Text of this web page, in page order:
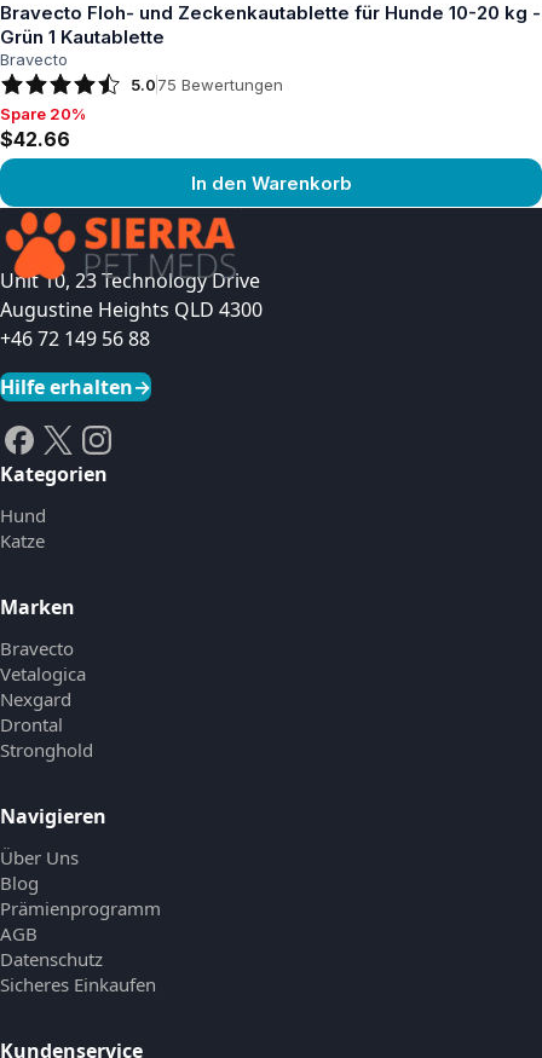
Bravecto Floh- und Zeckenkautablette für Hunde 10-20 kg -
Grün 1 Kautablette
Bravecto
5.075 Bewertungen
Spare 20%, $42.66
Spare 20%
$42.66
In den Warenkorb
Produkt ansehen
Unit 10, 23 Technology Drive
Augustine Heights QLD 4300
+46 72 149 56 88
Hilfe erhalten→
Kategorien
Hund
Katze
Marken
Bravecto
Vetalogica
Nexgard
Drontal
Stronghold
Navigieren
Über Uns
Blog
Prämienprogramm
AGB
Datenschutz
Sicheres Einkaufen
Kundenservice